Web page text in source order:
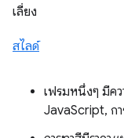
เลี่ยง
สไลด์
เฟรมหนึ่งๆ มีค
JavaScript, ก